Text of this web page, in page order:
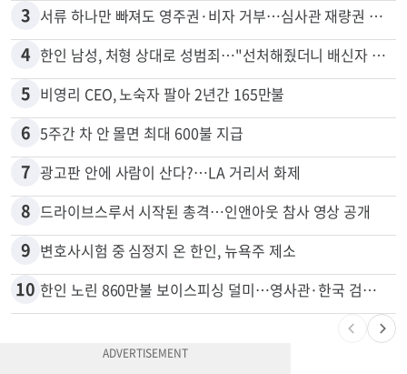
2 신호위반 후 달아난 배달기사…경찰 잠복해 잡고보니 ‘반전’
3 서류 하나만 빠져도 영주권·비자 거부…심사관 재량권 대폭 확대
4
5 비영리 CEO, 노숙자 팔아 2년간 165만불
6 5주간 차 안 몰면 최대 600불 지급
7 광고판 안에 사람이 산다?…LA 거리서 화제
8 드라이브스루서 시작된 총격…인앤아웃 참사 영상 공개
9 변호사시험 중 심정지 온 한인, 뉴욕주 제소
한인 노린 860만불 보이스피싱 덜미…영사관·한국 검찰 사칭